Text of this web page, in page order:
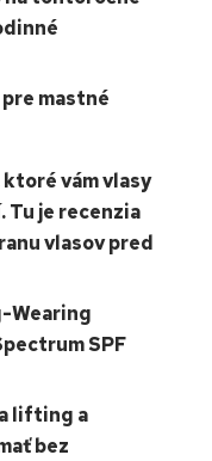
mastné
vám vlasy
Tu je recenzia
vlasov pred
Wearing
SPF
lifting a
bez